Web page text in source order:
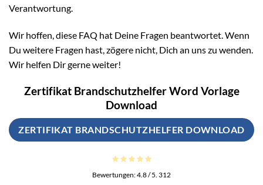
Verantwortung.
Wir hoffen, diese FAQ hat Deine Fragen beantwortet. Wenn
Du weitere Fragen hast, zögere nicht, Dich an uns zu wenden.
Wir helfen Dir gerne weiter!
Zertifikat Brandschutzhelfer Word Vorlage
Download
ZERTIFIKAT BRANDSCHUTZHELFER DOWNLOAD
Bewertungen:4.8/ 5. 312